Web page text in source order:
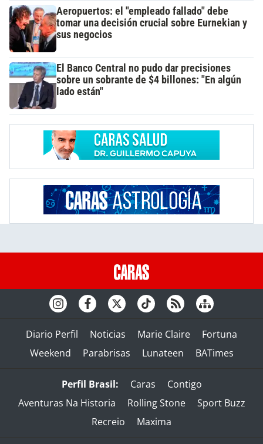
Aeropuertos: el "empleado fallado" debe
tomar una decisión crucial sobre Eurnekian y
sus negocios
El Banco Central no pudo dar precisiones
sobre un sobrante de $4 billones: "En algún
lado están"
Diario Perfil Noticias Marie Claire
Fortuna
Weekend
Parabrisas Lunateen BATimes
Perfil Brasil: Caras
Contigo
Aventuras Na Historia
Rolling Stone
Sport Buzz
Recreio
Maxima